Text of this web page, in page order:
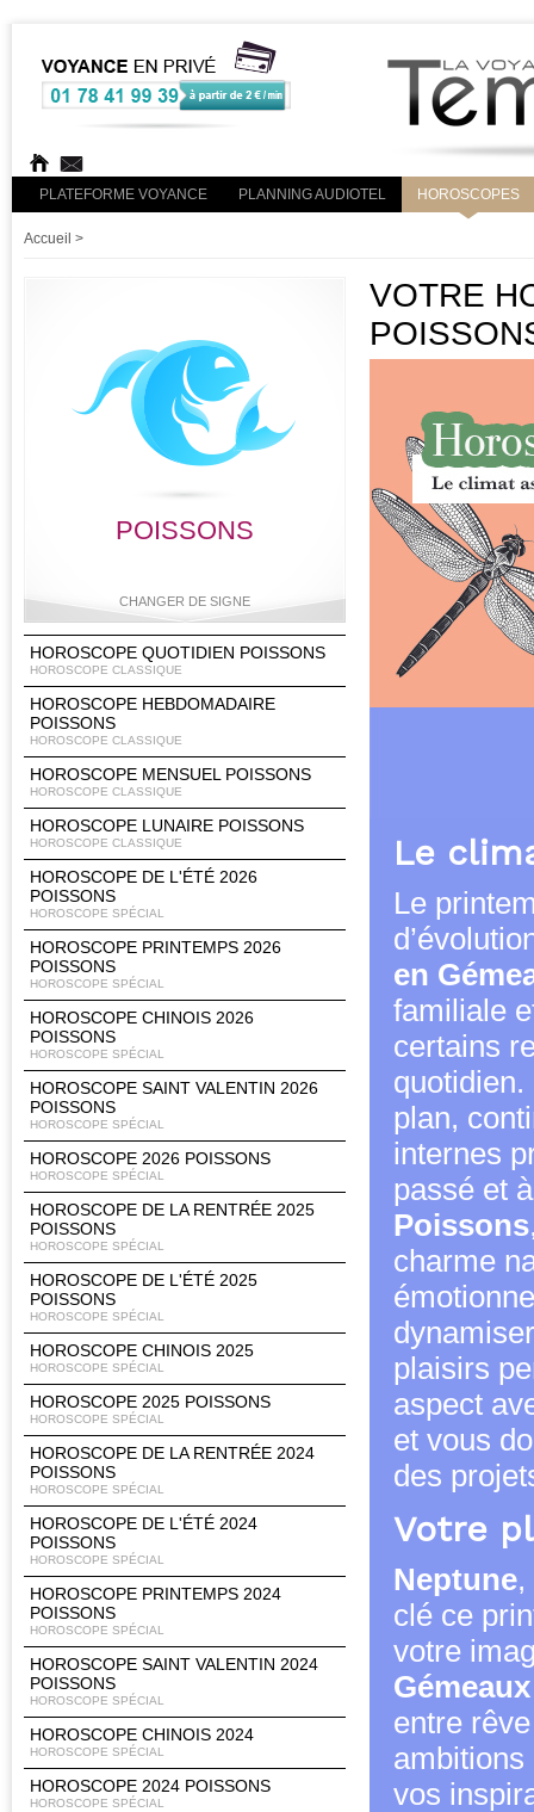
PLATEFORME VOYANCE PLANNING AUDIOTEL HOROSCOPES
Accueil >
POISSONS
CHANGER DE SIGNE
Bélier Taureau Gémeaux Cancer
Lion Vierge Balance Scorpion
Sagittaire Capricorne Verseau Poissons
HOROSCOPE QUOTIDIEN POISSONS
HOROSCOPE CLASSIQUE
HOROSCOPE HEBDOMADAIRE
POISSONS
HOROSCOPE CLASSIQUE
HOROSCOPE MENSUEL POISSONS
HOROSCOPE CLASSIQUE
HOROSCOPE LUNAIRE POISSONS
HOROSCOPE CLASSIQUE
HOROSCOPE DE L'ÉTÉ 2026
POISSONS
HOROSCOPE SPÉCIAL
HOROSCOPE PRINTEMPS 2026
POISSONS
HOROSCOPE SPÉCIAL
HOROSCOPE CHINOIS 2026
POISSONS
HOROSCOPE SPÉCIAL
HOROSCOPE SAINT VALENTIN 2026
POISSONS
HOROSCOPE SPÉCIAL
HOROSCOPE 2026 POISSONS
HOROSCOPE SPÉCIAL
HOROSCOPE DE LA RENTRÉE 2025
POISSONS
HOROSCOPE SPÉCIAL
HOROSCOPE DE L'ÉTÉ 2025
POISSONS
HOROSCOPE SPÉCIAL
HOROSCOPE CHINOIS 2025
HOROSCOPE SPÉCIAL
HOROSCOPE 2025 POISSONS
HOROSCOPE SPÉCIAL
HOROSCOPE DE LA RENTRÉE 2024
POISSONS
HOROSCOPE SPÉCIAL
HOROSCOPE DE L'ÉTÉ 2024
POISSONS
HOROSCOPE SPÉCIAL
HOROSCOPE PRINTEMPS 2024
POISSONS
HOROSCOPE SPÉCIAL
HOROSCOPE SAINT VALENTIN 2024
POISSONS
HOROSCOPE SPÉCIAL
HOROSCOPE CHINOIS 2024
HOROSCOPE SPÉCIAL
HOROSCOPE 2024 POISSONS
HOROSCOPE SPÉCIAL
VOTRE
Le
Le
en
familiale
certains
quotidien.
plan,
internes
passé et
Poissons
charme
plaisirs
aspect
et vous
des
Votre
Neptune,
clé ce
votre
Gémeaux
entre
ambitions
vos